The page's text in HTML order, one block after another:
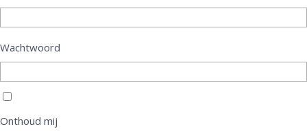
Wachtwoord
Onthoud mij